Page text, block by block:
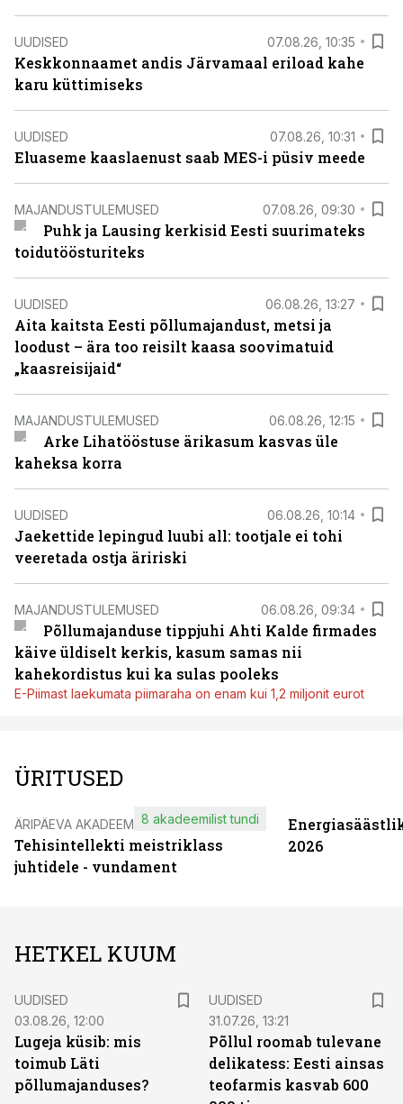
UUDISED 07.08.26, 10:35
Keskkonnaamet andis Järvamaal eriload kahe
karu küttimiseks
UUDISED 07.08.26, 10:31
Eluaseme kaaslaenust saab MES-i püsiv meede
MAJANDUSTULEMUSED 07.08.26, 09:30
Puhk ja Lausing kerkisid Eesti suurimateks
toidutöösturiteks
UUDISED 06.08.26, 13:27
Aita kaitsta Eesti põllumajandust, metsi ja
loodust – ära too reisilt kaasa soovimatuid
„kaasreisijaid“
MAJANDUSTULEMUSED 06.08.26, 12:15
Arke Lihatööstuse ärikasum kasvas üle
kaheksa korra
UUDISED 06.08.26, 10:14
Jaekettide lepingud luubi all: tootjale ei tohi
veeretada ostja äririski
MAJANDUSTULEMUSED 06.08.26, 09:34
Põllumajanduse tippjuhi Ahti Kalde firmades
käive üldiselt kerkis, kasum samas nii
kahekordistus kui ka sulas pooleks
E-Piimast laekumata piimaraha on enam kui 1,2 miljonit eurot
ÜRITUSED
ÄRIPÄEVA AKADEEMIA
Tehisintellekti meistriklass
juhtidele - vundament
8 akadeemilist tundi
2026
HETKEL KUUM
UUDISED
03.08.26, 12:00
Lugeja küsib: mis
toimub Läti
põllumajanduses?
UUDISED
31.07.26, 13:21
Põllul roomab tulevane
delikatess: Eesti ainsas
teofarmis kasvab 600